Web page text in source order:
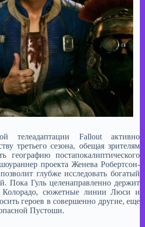
телеадаптации Fallout активно
третьего сезона, обещая зрителям
географию постапокалиптического
проекта Женева Робертсон-
глубже исследовать богатый
Пока Гуль целенаправленно держит
Колорадо, сюжетные линии Люси и
героев в совершенно другие, еще
Пустоши.